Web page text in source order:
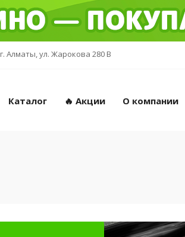
г. Алматы, ул. Жарокова 280 В
Каталог 🔥 Акции О компании